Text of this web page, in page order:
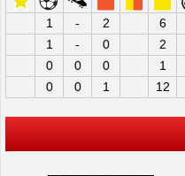
6
2
-
1
2
0
-
1
1
0
0
0
12
1
0
0